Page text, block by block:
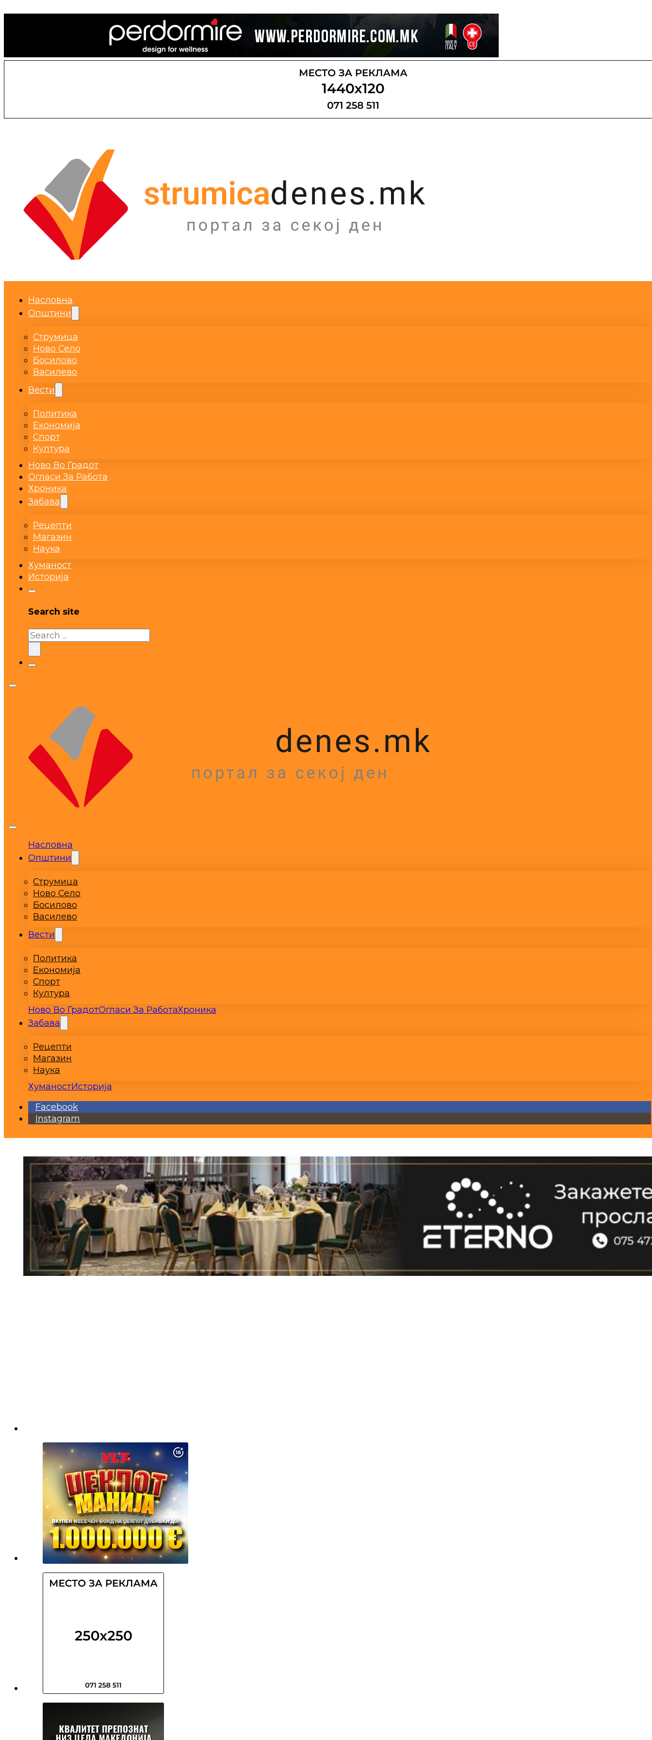
Насловна
Општини
Струмица
Ново Село
Босилово
Василево
Вести
Политика
Економија
Спорт
Култура
Ново Во Градот
Огласи За Работа
Хроника
Забава
Рецепти
Магазин
Наука
Хуманост
Историја
Search site
Search
Насловна
Општини
Струмица
Ново Село
Босилово
Василево
Вести
Политика
Економија
Спорт
Култура
Ново Во ГрадотОгласи За РаботаХроника
Забава
Рецепти
Магазин
Наука
ХуманостИсторија
Facebook
Instagram